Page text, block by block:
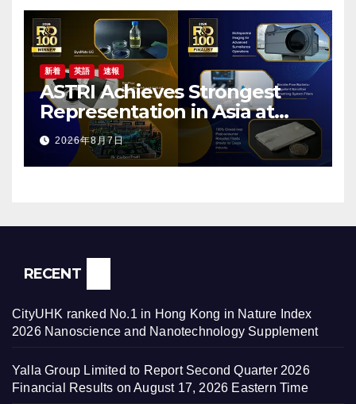
新着 英語 速報
ASTRI Achieves Strongest
Representation in Asia at
2026 R&D 100 Awards, with
Three Technologies Named
Global Winners
2026年8月7日
RECENT
CityUHK ranked No.1 in Hong Kong in Nature Index
2026 Nanoscience and Nanotechnology Supplement
Yalla Group Limited to Report Second Quarter 2026
Financial Results on August 17, 2026 Eastern Time